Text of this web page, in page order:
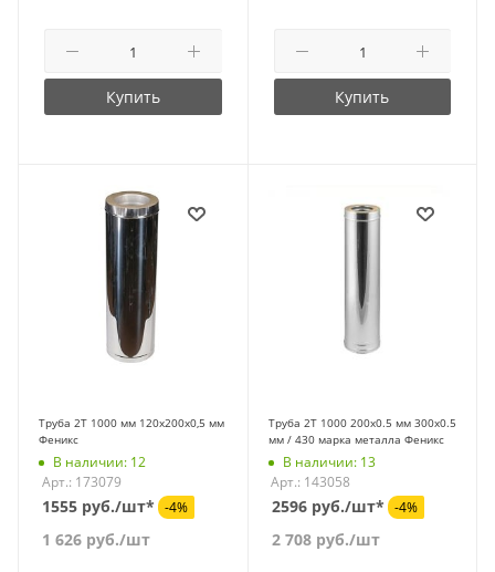
Купить Купить
Труба 2Т 1000 мм 120х200х0,5 мм
Феникс
В наличии: 12
Арт.: 173079
1555 руб./шт* -4%
1 626 руб./шт
Труба 2Т 1000 200х0.5 мм 300х0.5
мм / 430 марка металла Феникс
В наличии: 13
Арт.: 143058
2596 руб./шт* -4%
2 708руб./шт